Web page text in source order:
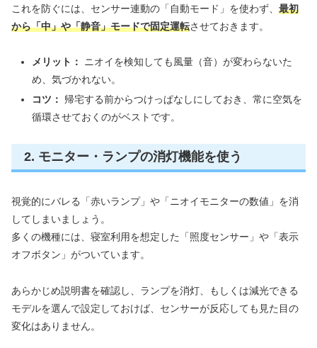
これを防ぐには、センサー連動の「自動モード」を使わず、 最初
から「中」や「静音」モードで固定運転させておきます。
メリット：
ニオイを検知しても風量（音）が変わらないた
め、気づかれない。
コツ：
帰宅する前からつけっぱなしにしておき、常に空気を
循環させておくのがベストです。
2. モニター・ランプの消灯機能を使う
視覚的にバレる「赤いランプ」や「ニオイモニターの数値」を消
してしまいましょう。
多くの機種には、寝室利用を想定した「照度センサー」や「表示
オフボタン」がついています。
あらかじめ説明書を確認し、ランプを消灯、もしくは減光できる
モデルを選んで設定しておけば、センサーが反応しても見た目の
変化はありません。